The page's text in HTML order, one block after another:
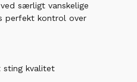
særligt vanskelige
perfekt kontrol over
sting kvalitet